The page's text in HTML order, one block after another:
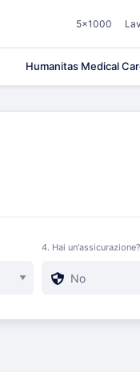
5×1000
Humanitas Medical
4. Hai